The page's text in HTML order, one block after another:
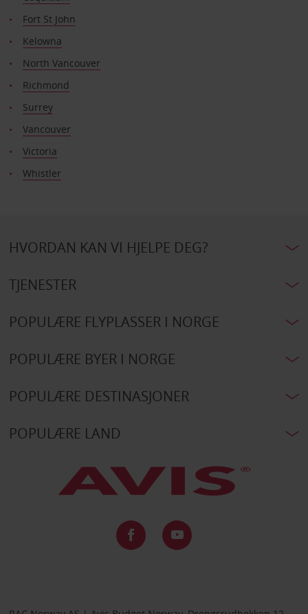
Fort St John
Kelowna
North Vancouver
Richmond
Surrey
Vancouver
Victoria
Whistler
HVORDAN KAN VI HJELPE DEG?
TJENESTER
POPULÆRE FLYPLASSER I NORGE
POPULÆRE BYER I NORGE
POPULÆRE DESTINASJONER
POPULÆRE LAND